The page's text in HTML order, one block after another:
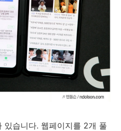
습니다. 웹페이지를 2개 풀